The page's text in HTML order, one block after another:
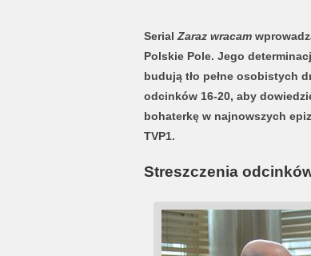
Serial Zaraz wracam
Polskie Pole. Jego
budują tło pełne osobistych
odcinków 16-20, aby
bohaterkę w najnowszych
TVP1.
Streszczenia